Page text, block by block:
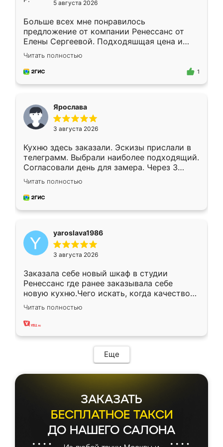
5 августа 2026
Больше всех мне понравилось
предложение от компании Ренессанс от
Елены Сергеевой. Подходяшщая цена и
короткие сроки изготовления. Приехавший
для замера сотрудник Владислав
предложил по моему эскизу самый
Читать полностью
1
Ярослава
3 августа 2026
Кухню здесь заказали. Эскизы прислали в
телеграмм. Выбрали наиболее подходящий.
Согласовали день для замера. Через 3
недели кухня была уже готова. Остались
довольны работой. Спасибо Ренессанс
мебель за качественную работу!
Читать полностью
yaroslava1986
3 августа 2026
Заказала себе новый шкаф в студии
Ренессанс где ранее заказывала себе
новую кухню.Чего искать, когда качеством
вполне довольна. Служит кухня уже почти
два года, нареканий нет.
Читать полностью
Еще
ЗАКАЗАТЬ
БЕСПЛАТНОЕ ТАКСИ
ДО НАШЕГО САЛОНА